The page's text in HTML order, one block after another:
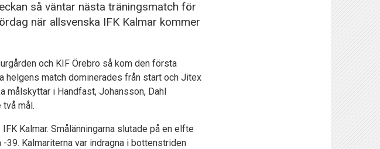
så väntar nästa träningsmatch för
när allsvenska IFK Kalmar kommer
och KIF Örebro så kom den första
helgens match dominerades från start och Jitex
målskyttar i Handfast, Johansson, Dahl
mål.
Kalmar. Smålänningarna slutade på en elfte
Kalmariterna var indragna i bottenstriden